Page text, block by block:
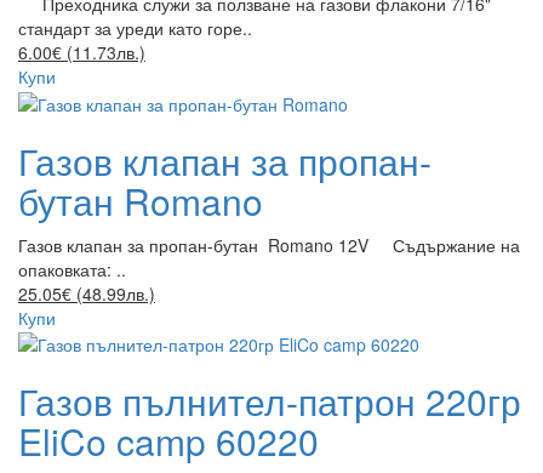
стандарт за уреди като горе..
6.00€ (11.73лв.)
Купи
Газов клапан за пропан-
бутан Romano
Газов клапан за пропан-бутан Romano 12V Съдържание на
опаковката: ..
25.05€ (48.99лв.)
Купи
Газов пълнител-патрон 220гр
EliCo camp 60220